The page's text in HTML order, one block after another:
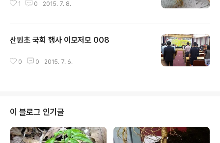
1 0 2015. 7. 8.
산원초 국회 행사 이모저모 008
0 0 2015. 7. 6.
이 블로그 인기글